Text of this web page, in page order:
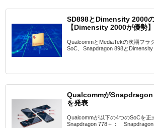
SD898とDimensity 2000
【Dimensity 2000が優勢】
QualcommとMediaTekの次期フラ
SoC、Snapdragon 898とDimensity
QualcommがSnapdragon
を発表
Qualcommが以下の4つのSoCを正
Snapdragon 778＋： Snapdragon